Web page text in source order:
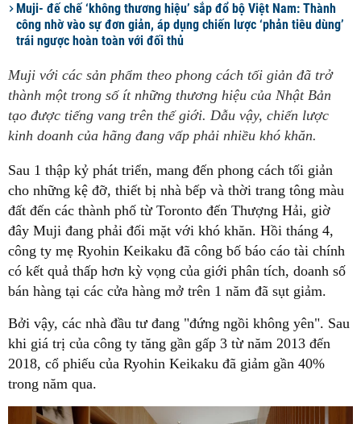
Muji- đế chế ‘không thương hiệu’ sắp đổ bộ Việt Nam: Thành
công nhờ vào sự đơn giản, áp dụng chiến lược ‘phản tiêu dùng’
trái ngược hoàn toàn với đối thủ
Muji với các sản phẩm theo phong cách tối giản đã trở
thành một trong số ít những thương hiệu của Nhật Bản
tạo được tiếng vang trên thế giới. Dẫu vậy, chiến lược
kinh doanh của hãng đang vấp phải nhiều khó khăn.
Sau 1 thập kỷ phát triển, mang đến phong cách tối giản
cho những kệ đỡ, thiết bị nhà bếp và thời trang tông màu
đất đến các thành phố từ Toronto đến Thượng Hải, giờ
đây Muji đang phải đối mặt với khó khăn. Hồi tháng 4,
công ty mẹ Ryohin Keikaku đã công bố báo cáo tài chính
có kết quả thấp hơn kỳ vọng của giới phân tích, doanh số
bán hàng tại các cửa hàng mở trên 1 năm đã sụt giảm.
Bởi vậy, các nhà đầu tư đang "đứng ngồi không yên". Sau
khi giá trị của công ty tăng gần gấp 3 từ năm 2013 đến
2018, cổ phiếu của Ryohin Keikaku đã giảm gần 40%
trong năm qua.